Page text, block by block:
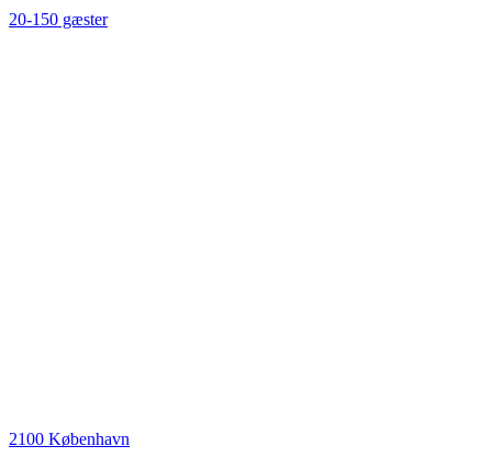
20-150 gæster
2100 København